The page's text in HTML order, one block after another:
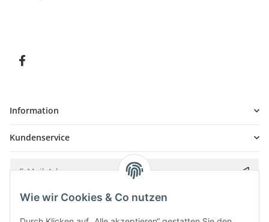
Information
Kundenservice
Bitte senden Sie mir entsprechend IhrerDatenschutzerklärung
Wie wir Cookies & Co nutzen